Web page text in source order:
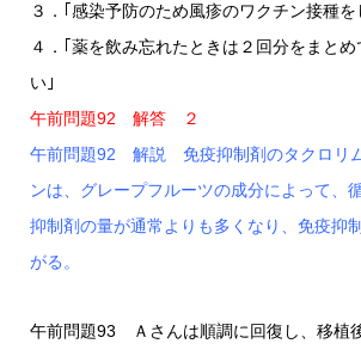
３．｢感染予防のため風疹のワクチン接種を
４．｢薬を飲み忘れたときは２回分をまとめ
い｣
午前問題92 解答 ２
午前問題92 解説 免疫抑制剤のタクロリ
ンは、グレープフルーツの成分によって、
抑制剤の量が通常よりも多くなり、免疫抑
がる。
午前問題93 Ａさんは順調に回復し、移植